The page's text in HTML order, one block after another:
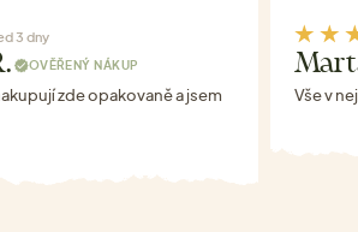
3 dny
OVĚŘENÝ NÁKUP
zde opakovaně a jsem
Vše v